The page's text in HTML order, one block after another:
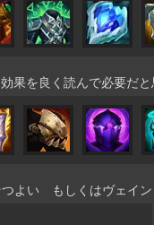
果を良く読んで必要だ
つよい もしくはヴェイン